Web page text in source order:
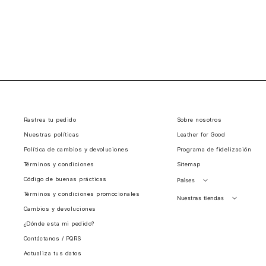
Rastrea tu pedido
Nuestras políticas
Política de cambios y devoluciones
Términos y condiciones
Código de buenas prácticas
Términos y condiciones promocionales
Cambios y devoluciones
¿Dónde esta mi pedido?
Contáctanos / PQRS
Actualiza tus datos
Sobre nosotros
Leather for Good
Programa de fidelización
Sitemap
Países
Perú
Nuestras tiendas